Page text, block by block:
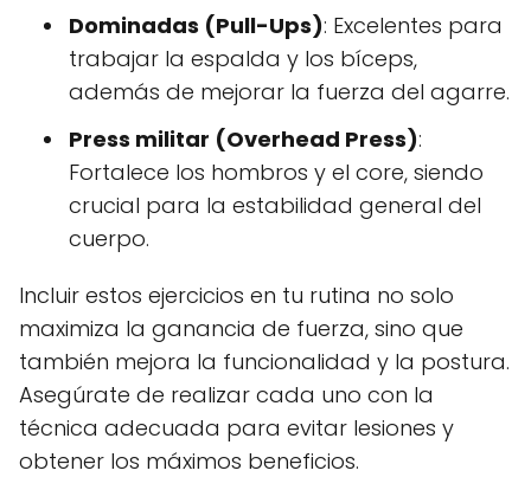
Dominadas (Pull-Ups): Excelentes para
trabajar la espalda y los bíceps,
además de mejorar la fuerza del agarre.
Press militar (Overhead Press):
Fortalece los hombros y el core, siendo
crucial para la estabilidad general del
cuerpo.
Incluir estos ejercicios en tu rutina no solo
maximiza la ganancia de fuerza, sino que
también mejora la funcionalidad y la postura.
Asegúrate de realizar cada uno con la
técnica adecuada para evitar lesiones y
obtener los máximos beneficios.